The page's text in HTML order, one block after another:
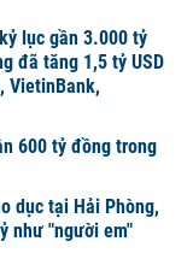
lục gần 3.000 tỷ
đã tăng 1,5 tỷ USD
VietinBank,
600 tỷ đồng trong
dục tại Hải Phòng,
như "người em"